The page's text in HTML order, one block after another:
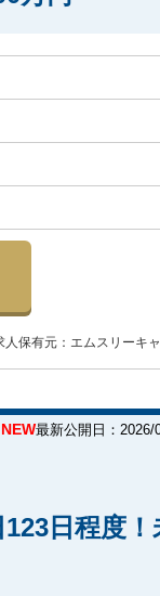
人保有元：エムスリーキ
NEW最新公開日：2026/
日程度！